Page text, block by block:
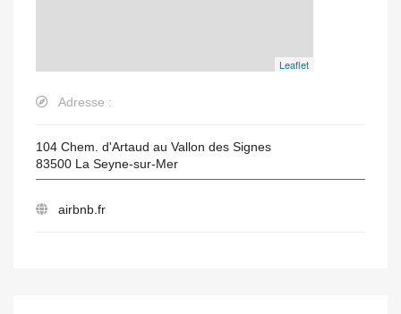
Leaflet
Adresse :
104 Chem. d'Artaud au Vallon des Signes
83500 La Seyne-sur-Mer
airbnb.fr